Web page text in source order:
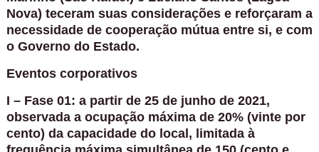
Nova) teceram suas considerações e reforçaram a
necessidade de cooperação mútua entre si, e com
o Governo do Estado.
Eventos corporativos
I – Fase 01: a partir de 25 de junho de 2021,
observada a ocupação máxima de 20% (vinte por
cento) da capacidade do local, limitada à